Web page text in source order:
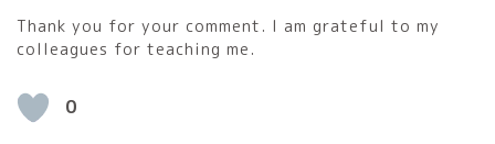
Thank you for your comment. I am grateful to my
colleagues for teaching me.
0